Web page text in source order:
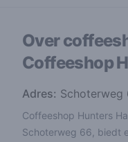
Over
Coffeeshop
Adres: Schoterweg
Coffeeshop Hunters
Schoterweg 66, biedt